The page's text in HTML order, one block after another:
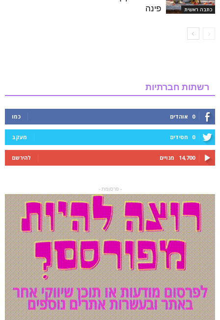
כתבה ראשית
פינה
רשתות חברתיות
0 אוהדים כמו
0 חסידים מעקב
14,700 מנויים להירשם
- פרסומת -